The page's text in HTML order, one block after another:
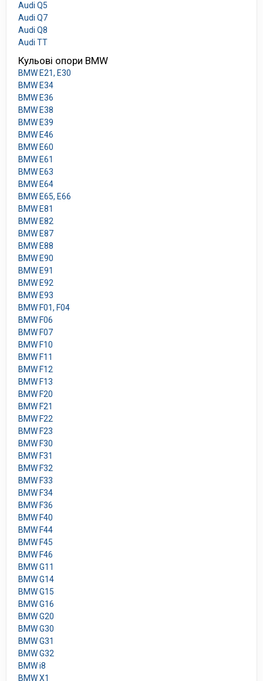
Audi Q5
Audi Q7
Audi Q8
Audi TT
Кульові опори BMW
BMW E21, E30
BMW E34
BMW E36
BMW E38
BMW E39
BMW E46
BMW E60
BMW E61
BMW E63
BMW E64
BMW E65, E66
BMW E81
BMW E82
BMW E87
BMW E88
BMW E90
BMW E91
BMW E92
BMW E93
BMW F01, F04
BMW F06
BMW F07
BMW F10
BMW F11
BMW F12
BMW F13
BMW F20
BMW F21
BMW F22
BMW F23
BMW F30
BMW F31
BMW F32
BMW F33
BMW F34
BMW F36
BMW F40
BMW F44
BMW F45
BMW F46
BMW G11
BMW G14
BMW G15
BMW G16
BMW G20
BMW G30
BMW G31
BMW G32
BMW i8
BMW X1